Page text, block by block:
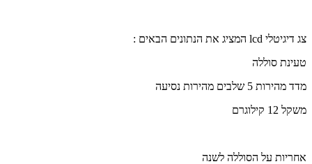
צג דיגיטלי lcd המציג את הנתונים הבאים :
טעינת סוללה
מדד מהירות 5 שלבים מהירות נסיעה
משקל 12 קילוגרם
אחריות על הסוללה לשנה